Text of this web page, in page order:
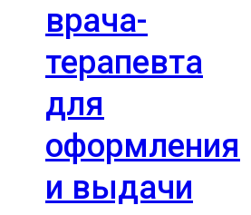
врача-
терапевта
для
оформления
и выдачи